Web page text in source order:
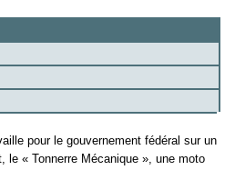
pour le gouvernement fédéral sur un
le « Tonnerre Mécanique », une moto